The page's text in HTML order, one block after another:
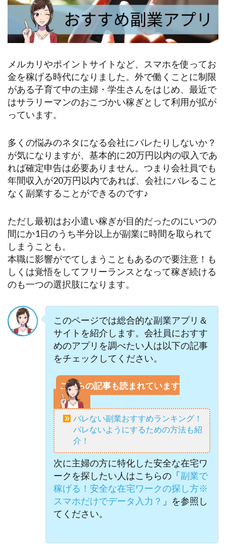
メルカリやポイントサイトなど、スマホを使ってお
金を稼げる時代になりました。外で働くことに制限
がある子育て中の主婦・学生さんをはじめ、最近で
はサラリーマンのおこづかい稼ぎとして利用が拡が
っています。
多くの悩みのネタになる会社にバレたりしないか？
が気になりますが、基本的に20万円以内の収入であ
れば確定申告は必要ありません。つまり会社員でも
年間収入が20万円以内であれば、会社にバレること
なく副業することができるのです♪
ただし最初はお小遣い稼ぎが目的だったのにいつの
間にか1日のうち半分以上が副業に時間を取られて
しまうことも。
本職に影響がでてしまうこともあるので要注意！も
しくは覚悟をしてフリーランスとなって稼ぎ続ける
のも一つの選択肢になります。
このページでは総合的な副業アプリ＆
サイトを紹介します。会社員におすす
めのアプリを調べたい人は以下の記事
をチェックしてください。
こちらの記事も読まれています
バレない副業おすすめランキング！
バレないようにするための方法も紹
介！
次に主婦の方に特化した安全な在宅ワ
ークを探したい人はこちらの「副業で
稼げる！安全な在宅ワークの探し方※
スマホだけでデータ入力？ 」を参照し
てください。